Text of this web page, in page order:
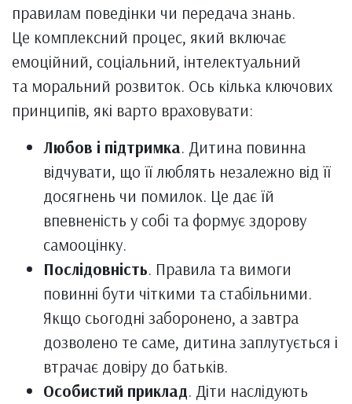
правилам поведінки чи передача знань.
Це комплексний процес, який включає
емоційний, соціальний, інтелектуальний
та моральний розвиток. Ось кілька ключових
принципів, які варто враховувати:
Любов і підтримка. Дитина повинна
відчувати, що її люблять незалежно від її
досягнень чи помилок. Це дає їй
впевненість у собі та формує здорову
самооцінку.
Послідовність. Правила та вимоги
повинні бути чіткими та стабільними.
Якщо сьогодні заборонено, а завтра
дозволено те саме, дитина заплутується і
втрачає довіру до батьків.
Особистий приклад. Діти наслідують